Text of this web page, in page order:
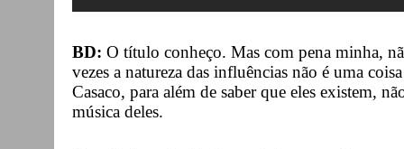
BD: O título conheço. Mas com pena minha,
vezes a natureza das influências não é uma
Casaco, para além de saber que eles existem,
música deles.